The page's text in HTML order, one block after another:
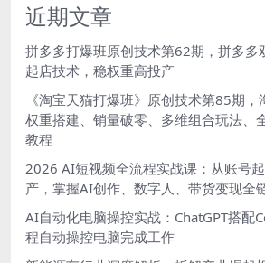
近期文章
拼多多打爆班原创技术第62期，拼多多
起店技术，稳权重高投产
《淘宝天猫打爆班》原创技术第85期，
权重搭建、销量破零、多维组合玩法、
教程
2026 AI短视频全流程实战课：从账号
产，掌握AI创作、数字人、带货变现全
AI自动化电脑操控实战：ChatGPT搭配
程自动操控电脑完成工作